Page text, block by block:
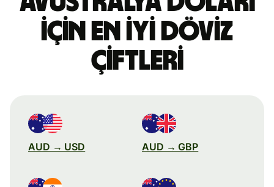
için en iyi döviz
çiftleri
AUD → USD AUD → GBP